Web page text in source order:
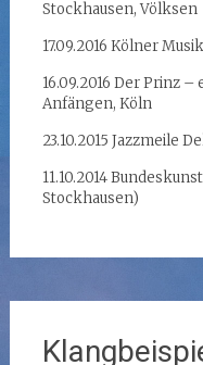
Stockhausen, Völksen
17.09.2016 Kölner
16.09.2016 Der Prinz
Anfängen, Köln
23.10.2015 Jazzmeile
11.10.2014
Stockhausen)